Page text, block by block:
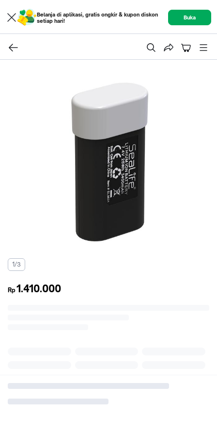
Belanja di aplikasi, gratis ongkir & kupon diskon
setiap hari!
Buka
1/3
Rp1.410.000